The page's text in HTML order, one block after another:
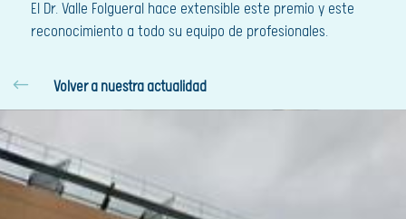
El Dr. Valle Folgueral hace extensible este premio y este
reconocimiento a todo su equipo de profesionales.
# Volver a nuestra actualidad